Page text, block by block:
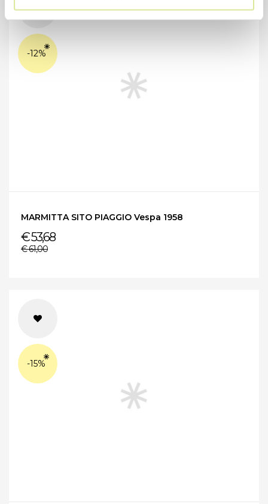
-12%
MARMITTA SITO PIAGGIO Vespa 1958
€ 53,68
€ 61,00
-15%